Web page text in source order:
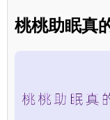
桃桃助眠真